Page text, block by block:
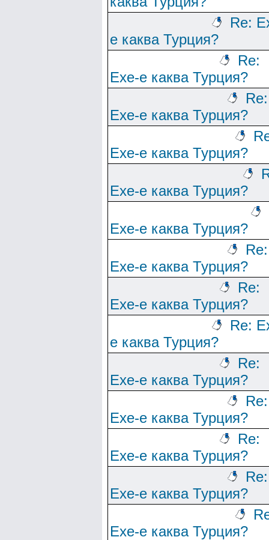
Re:
е каква Турция?
Re:
Ехе-е каква Турция?
Re:
Ехе-е каква Турция?
Ехе-е каква Турция?
Ехе-е каква Турция?
Ехе-е каква Турция?
Re:
Ехе-е каква Турция?
Re:
Ехе-е каква Турция?
Re:
е каква Турция?
Re:
Ехе-е каква Турция?
Re:
Ехе-е каква Турция?
Re:
Ехе-е каква Турция?
Re:
Ехе-е каква Турция?
Ехе-е каква Турция?